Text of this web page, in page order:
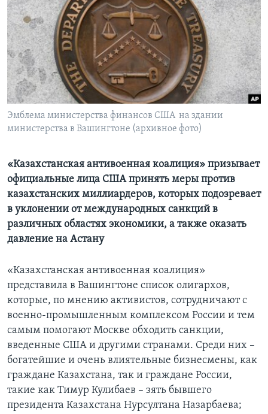
Learning English
СОЦИАЛЬНЫЕ СЕТИ
Языки
Эмблема министерства финансов США на здании
министерства в Вашингтоне (архивное фото)
«Казахстанская антивоенная коалиция» призывает
официальные лица США принять меры против
казахстанских миллиардеров, которых подозревает
в уклонении от международных санкций в
различных областях экономики, а также оказать
давление на Астану
«Казахстанская антивоенная коалиция»
представила в Вашингтоне список олигархов,
которые, по мнению активистов, сотрудничают с
военно-промышленным комплексом России и тем
самым помогают Москве обходить санкции,
введенные США и другими странами. Среди них –
богатейшие и очень влиятельные бизнесмены, как
граждане Казахстана, так и граждане России,
такие как Тимур Кулибаев – зять бывшего
президента Казахстана Нурсултана Назарбаева;